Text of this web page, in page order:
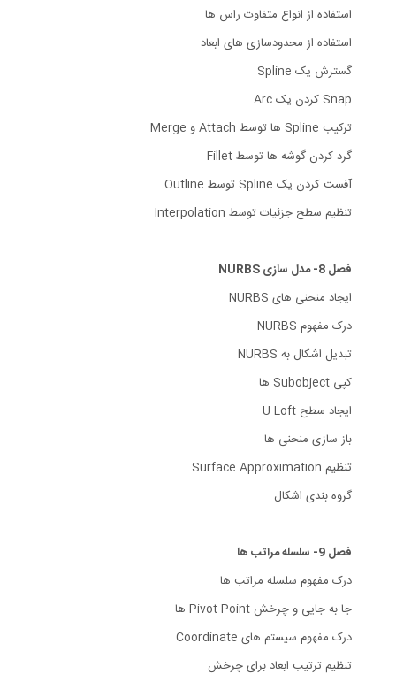
استفاده از انواع متفاوت راس ها
استفاده از محدودسازی های ابعاد
گسترش یک Spline
Snap کردن یک Arc
ترکیب Spline ها توسط Attach و Merge
گرد کردن گوشه ها توسط Fillet
آفست کردن یک Spline توسط Outline
تنظیم سطح جزئیات توسط Interpolation
فصل 8- مدل سازی NURBS
ایجاد منحنی های NURBS
درک مفهوم NURBS
تبدیل اشکال به NURBS
کپی Subobject ها
ایجاد سطح U Loft
باز سازی منحنی ها
تنظیم Surface Approximation
گروه بندی اشکال
فصل 9- سلسله مراتب ها
درک مفهوم سلسله مراتب ها
جا به جایی و چرخش Pivot Point ها
درک مفهوم سیستم های Coordinate
تنظیم ترتیب ابعاد برای چرخش